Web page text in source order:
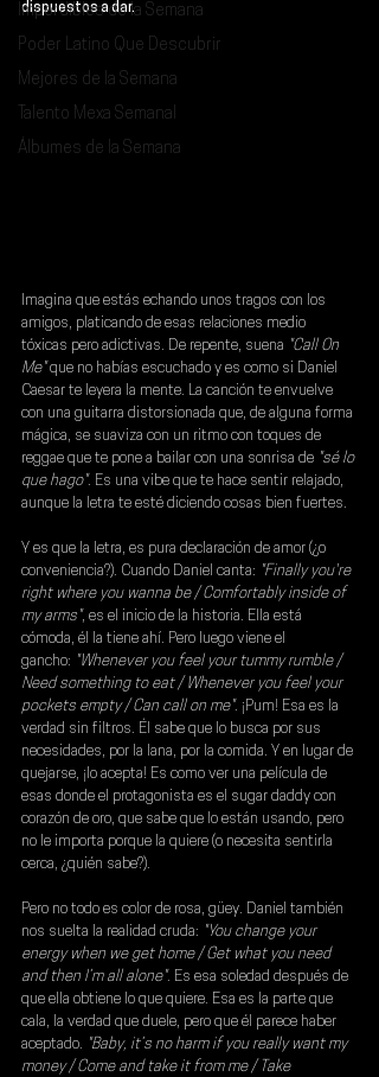
Imperdibles de la Semana
Poder Latino Que Descubrir
Mejores de la Semana
Talento Mexa Semanal
Álbumes de la Semana
dispuestos a dar.
Imagina que estás echando unos tragos con los
amigos, platicando de esas relaciones medio
tóxicas pero adictivas. De repente, suena "Call On
Me" que no habías escuchado y es como si Daniel
Caesar te leyera la mente. La canción te envuelve
con una guitarra distorsionada que, de alguna forma
mágica, se suaviza con un ritmo con toques de
reggae que te pone a bailar con una sonrisa de "sé lo
que hago". Es una vibe que te hace sentir relajado,
aunque la letra te esté diciendo cosas bien fuertes.
Y es que la letra, es pura declaración de amor (¿o
conveniencia?). Cuando Daniel canta: "Finally you're
right where you wanna be / Comfortably inside of
my arms", es el inicio de la historia. Ella está
cómoda, él la tiene ahí. Pero luego viene el
gancho: "Whenever you feel your tummy rumble /
Need something to eat / Whenever you feel your
pockets empty / Can call on me". ¡Pum! Esa es la
verdad sin filtros. Él sabe que lo busca por sus
necesidades, por la lana, por la comida. Y en lugar de
quejarse, ¡lo acepta! Es como ver una película de
esas donde el protagonista es el sugar daddy con
corazón de oro, que sabe que lo están usando, pero
no le importa porque la quiere (o necesita sentirla
cerca, ¿quién sabe?).
Pero no todo es color de rosa, güey. Daniel también
nos suelta la realidad cruda: "You change your
energy when we get home / Get what you need
and then I’m all alone". Es esa soledad después de
que ella obtiene lo que quiere. Esa es la parte que
cala, la verdad que duele, pero que él parece haber
aceptado. "Baby, it’s no harm if you really want my
money / Come and take it from me / Take